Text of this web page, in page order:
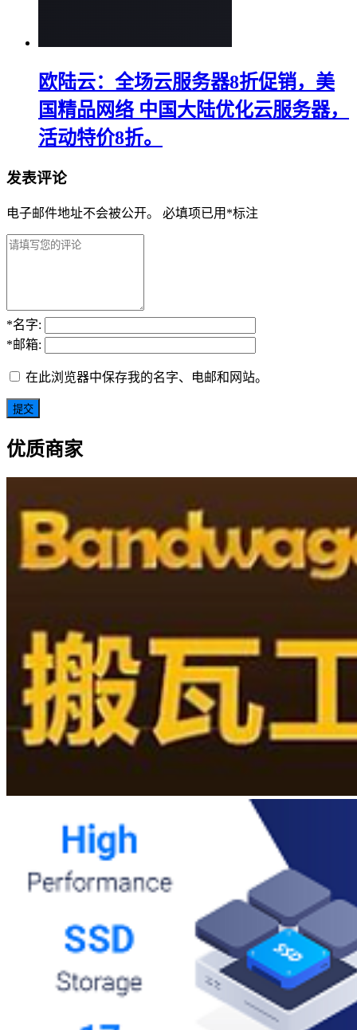
欧陆云：全场云服务器8折促销，美
国精品网络 中国大陆优化云服务器，
活动特价8折。
发表评论
电子邮件地址不会被公开。 必填项已用 *标注
*名字:
*邮箱:
在此浏览器中保存我的名字、电邮和网站。
优质商家